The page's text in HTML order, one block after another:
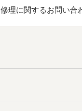
修理に関するお問い合